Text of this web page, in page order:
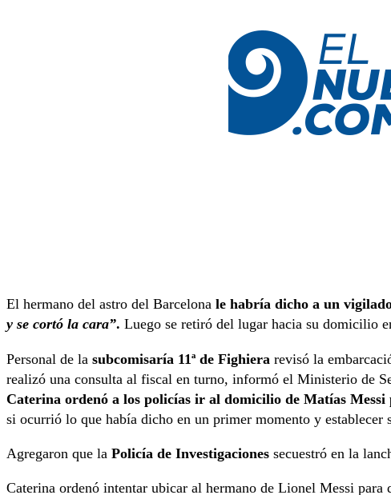
El hermano del astro del Barcelona le habría dicho a un
y se cortó la cara”. Luego se retiró del lugar hacia su domicilio
Personal de la subcomisaría 11ª de Fighiera revisó la
realizó una consulta al fiscal en turno, informó el Ministerio de
Caterina ordenó a los policías ir al domicilio de Matías Messi
si ocurrió lo que había dicho en un primer momento y establecer
Agregaron que la Policía de Investigaciones secuestró en la
Caterina ordenó intentar ubicar al hermano de Lionel Messi para